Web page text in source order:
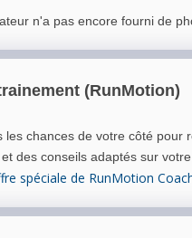
n'a pas encore fourni de
(RunMotion)
les chances de votre côté
des conseils adaptés sur
spéciale de RunMotion